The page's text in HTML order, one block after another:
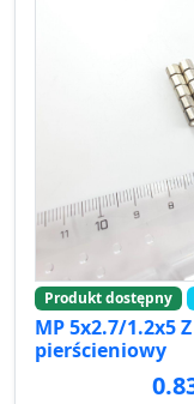
Produkt dostępny
MP 5x2.7/1.2x5
pierścieniowy